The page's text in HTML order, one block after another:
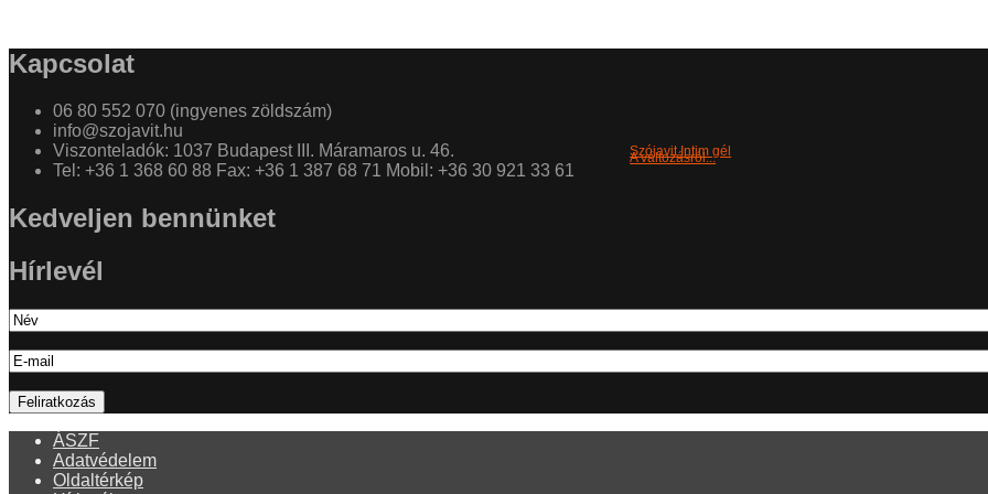
Szójavit Intim gél
A változásról...
Kapcsolat
06 80 552 070 (ingyenes zöldszám)
info@szojavit.hu
Viszonteladók: 1037 Budapest III. Máramaros u. 46.
Tel: +36 1 368 60 88 Fax: +36 1 387 68 71 Mobil: +36 30 921 33 61
Kedveljen bennünket
Hírlevél
ÁSZF
Adatvédelem
Oldaltérkép